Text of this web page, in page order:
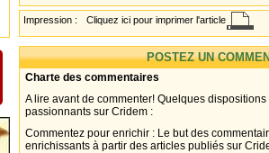
Impression : Cliquez ici pour imprimer l'article
POSTEZ UN
Charte des commentaires
A lire avant de commenter! Quelques
passionnants sur Cridem :
Commentez pour enrichir : Le but des
enrichissants à partir des articles publiés sur